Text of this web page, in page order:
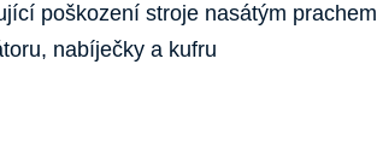
poškození stroje nasátým prachem
nabíječky a kufru